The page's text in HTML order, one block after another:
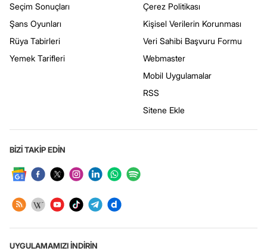
Seçim Sonuçları
Şans Oyunları
Rüya Tabirleri
Yemek Tarifleri
Çerez Politikası
Kişisel Verilerin Korunması
Veri Sahibi Başvuru Formu
Webmaster
Mobil Uygulamalar
RSS
Sitene Ekle
BİZİ TAKİP EDİN
UYGULAMAMIZI İNDİRİN